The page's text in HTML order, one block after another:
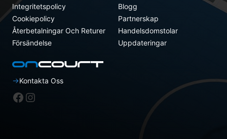
Integritetspolicy
Cookiepolicy
Återbetalningar Och Returer
Försändelse
Blogg
Partnerskap
Handelsdomstolar
Uppdateringar
Kontakta Oss
Facebook
Instagram